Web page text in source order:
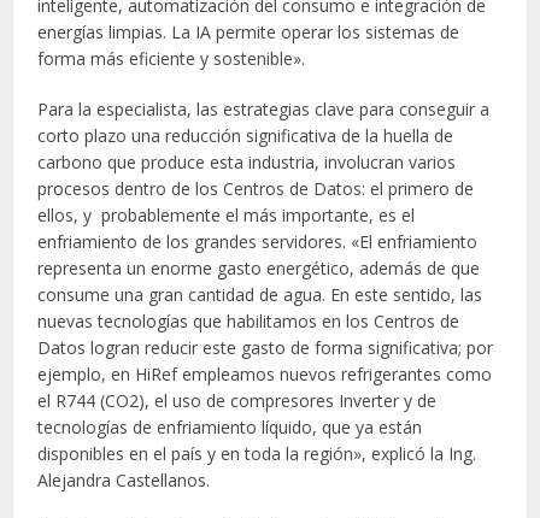
inteligente, automatización del consumo e integración de
energías limpias. La IA permite operar los sistemas de
forma más eficiente y sostenible».
Para la especialista, las estrategias clave para conseguir a
corto plazo una reducción significativa de la huella de
carbono que produce esta industria, involucran varios
procesos dentro de los Centros de Datos: el primero de
ellos, y probablemente el más importante, es el
enfriamiento de los grandes servidores. «El enfriamiento
representa un enorme gasto energético, además de que
consume una gran cantidad de agua. En este sentido, las
nuevas tecnologías que habilitamos en los Centros de
Datos logran reducir este gasto de forma significativa; por
ejemplo, en HiRef empleamos nuevos refrigerantes como
el R744 (CO2), el uso de compresores Inverter y de
tecnologías de enfriamiento líquido, que ya están
disponibles en el país y en toda la región», explicó la Ing.
Alejandra Castellanos.